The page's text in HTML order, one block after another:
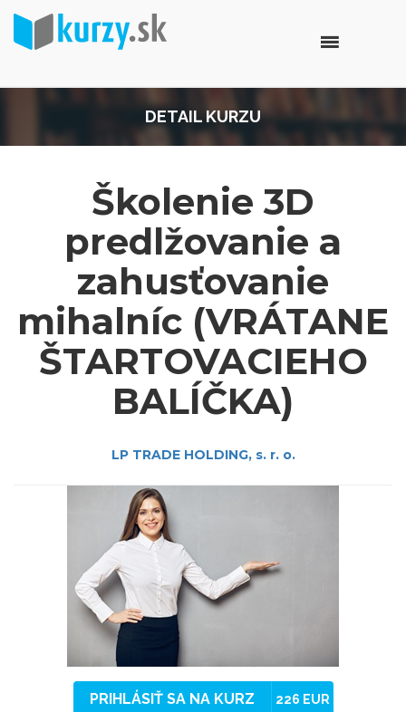
DETAIL KURZU
Školenie 3D
predlžovanie a
zahusťovanie
mihalníc (VRÁTANE
ŠTARTOVACIEHO
BALÍČKA)
LP TRADE HOLDING, s. r. o.
PRIHLÁSIŤ SA NA KURZ 226 EUR